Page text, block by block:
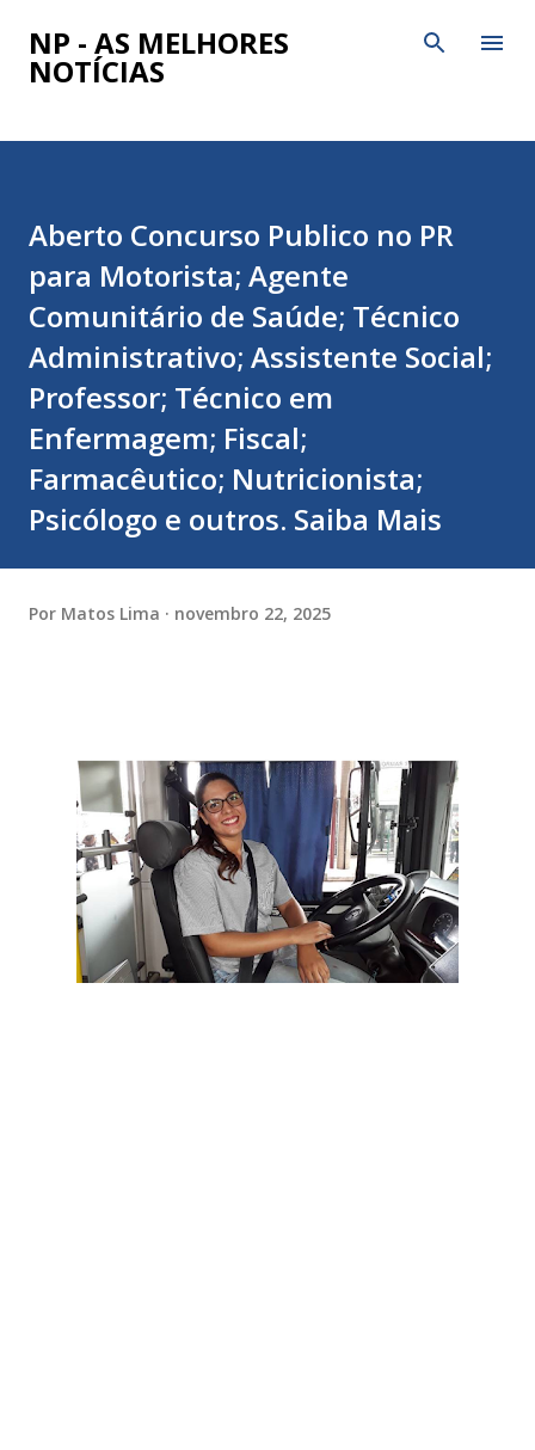
Pular para o conteúdo principal
NP - AS MELHORES
NOTÍCIAS
Aberto Concurso Publico no PR
para Motorista; Agente
Comunitário de Saúde; Técnico
Administrativo; Assistente Social;
Professor; Técnico em
Enfermagem; Fiscal;
Farmacêutico; Nutricionista;
Psicólogo e outros. Saiba Mais
Por Matos Lima novembro 22, 2025